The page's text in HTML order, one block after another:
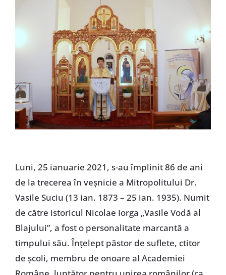
Luni, 25 ianuarie 2021, s-au împlinit 86 de ani
de la trecerea în veșnicie a Mitropolitului Dr.
Vasile Suciu (13 ian. 1873 – 25 ian. 1935). Numit
de către istoricul Nicolae Iorga „Vasile Vodă al
Blajului”, a fost o personalitate marcantă a
timpului său. Înțelept păstor de suflete, ctitor
de școli, membru de onoare al Academiei